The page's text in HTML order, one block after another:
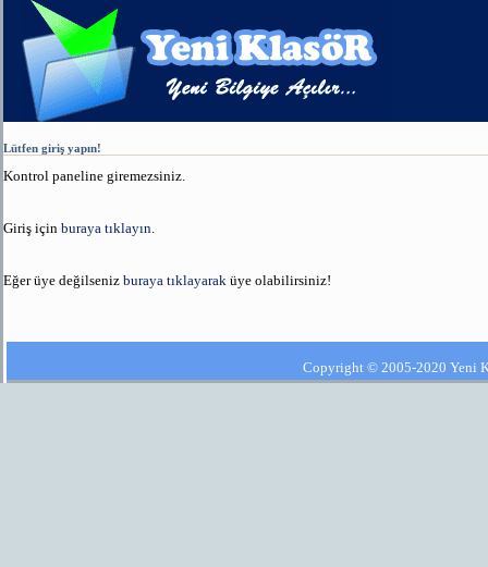
Lütfen giriş yapın!
Kontrol paneline giremezsiniz.
Giriş için buraya tıklayın
Eğer üye değilseniz buraya tıklayarak üye olabilirsiniz!
Copyright © 2005-2020 Yeni